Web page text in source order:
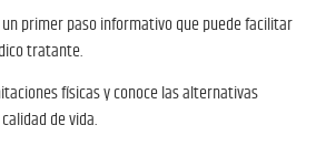
primer paso informativo que puede facilitar
tratante.
físicas y conoce las alternativas
de vida.